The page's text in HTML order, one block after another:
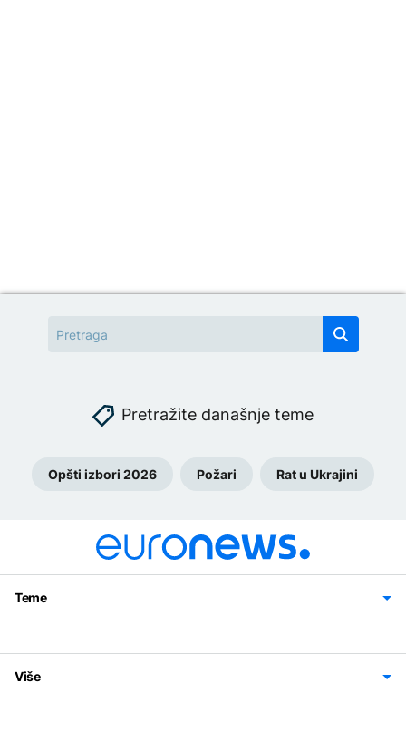
Pretražite današnje teme
Opšti izbori 2026 Požari Rat u Ukrajini
Teme
Svijet
Sport
Magazin
Više